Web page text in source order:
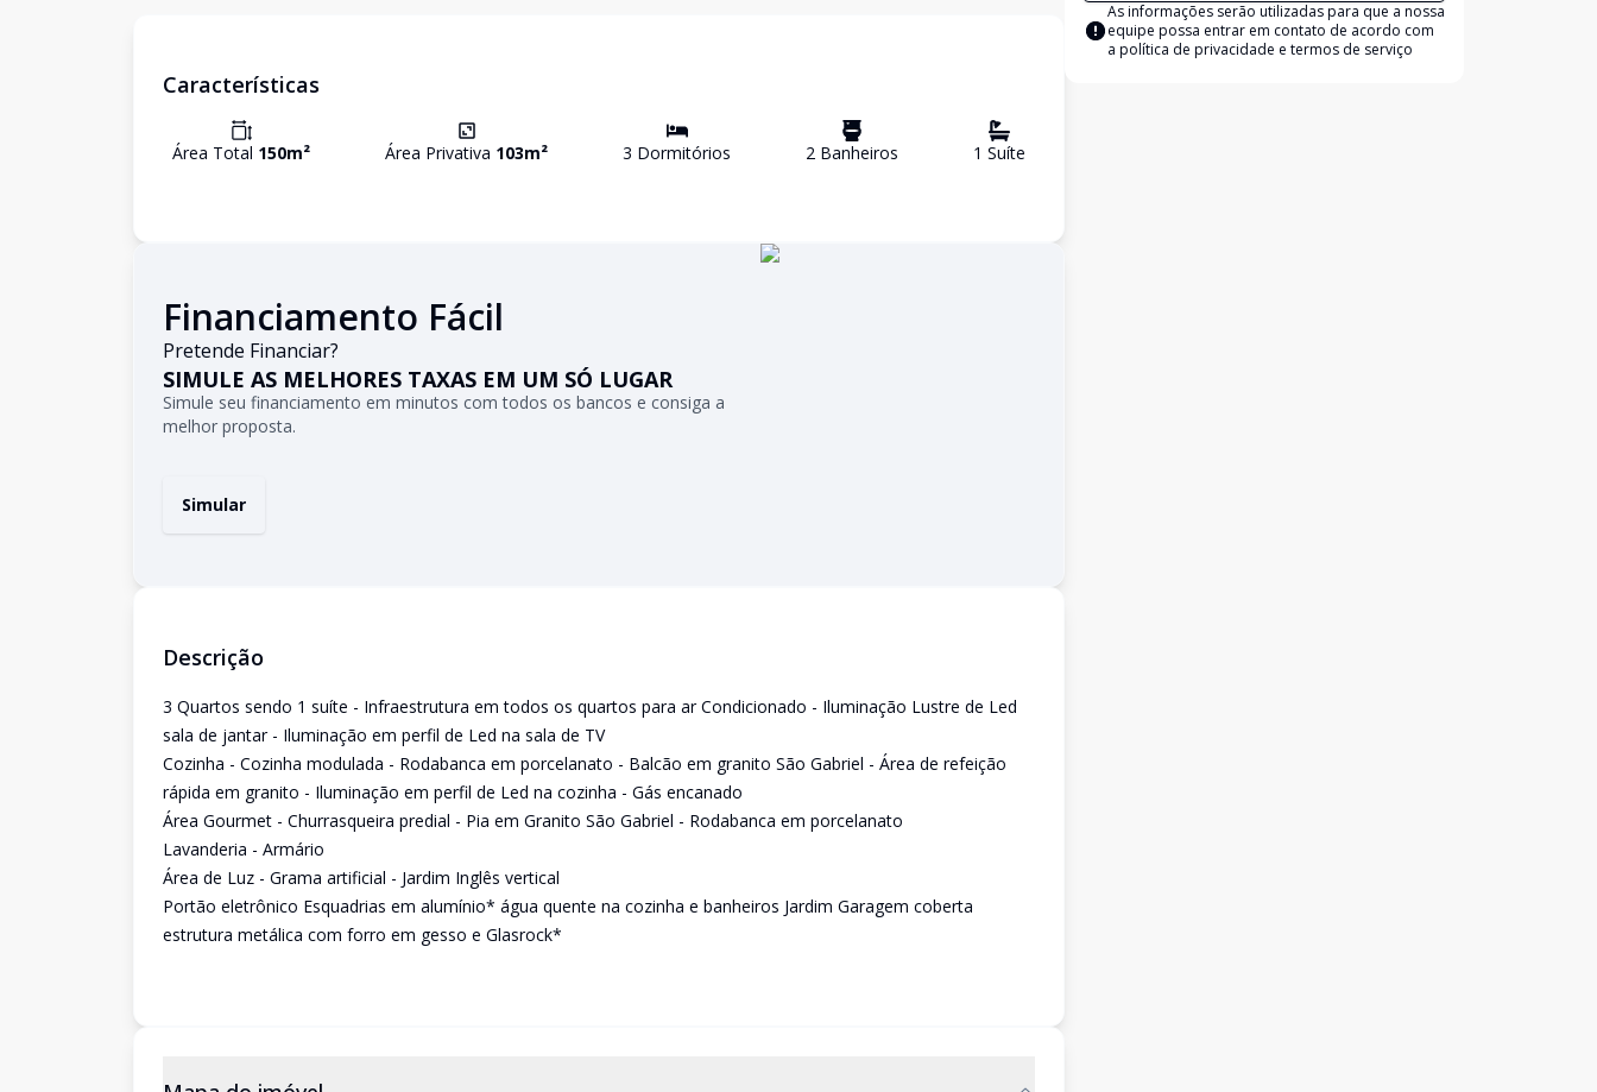
Características
Área Total 150m² Área Privativa 103m² 3 Dormitórios 2 Banheiros 1 Suíte
Financiamento Fácil
Pretende Financiar?
SIMULE AS MELHORES TAXAS EM UM SÓ LUGAR
Simule seu financiamento em minutos com todos os bancos e consiga a
melhor proposta.
Simular
Descrição
3 Quartos sendo 1 suíte - Infraestrutura em todos os quartos para ar Condicionado - Iluminação Lustre de Led
sala de jantar - Iluminação em perfil de Led na sala de TV
Cozinha - Cozinha modulada - Rodabanca em porcelanato - Balcão em granito São Gabriel - Área de refeição
rápida em granito - Iluminação em perfil de Led na cozinha - Gás encanado
Área Gourmet - Churrasqueira predial - Pia em Granito São Gabriel - Rodabanca em porcelanato
Lavanderia - Armário
Área de Luz - Grama artificial - Jardim Inglês vertical
Portão eletrônico Esquadrias em alumínio* água quente na cozinha e banheiros Jardim Garagem coberta
estrutura metálica com forro em gesso e Glasrock*
As informações serão utilizadas para que a nossa
equipe possa entrar em contato de acordo com
a política de privacidade e termos de serviço